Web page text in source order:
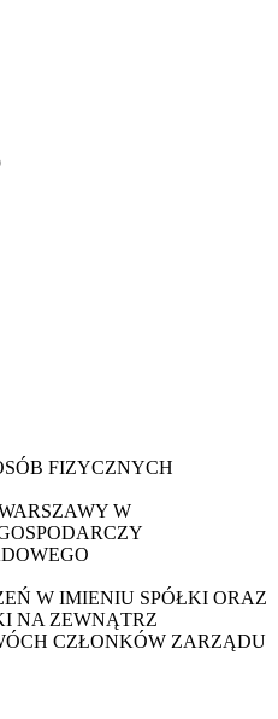
FIZYCZNYCH
W
W IMIENIU SPÓŁKI ORAZ
NA ZEWNĄTRZ
CZŁONKÓW ZARZĄDU